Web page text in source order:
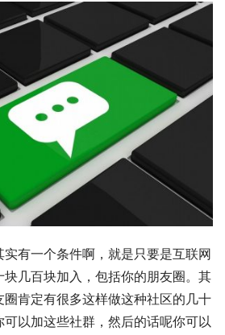
有一个条件啊，就是只要是互联网
几百块加入，包括你的朋友圈。其
肯定有很多这样做这种社区的几十
以加这些社群，然后的话呢你可以